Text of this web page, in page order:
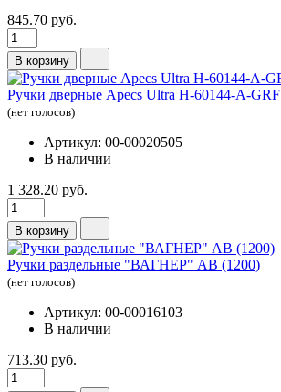
845.70 руб.
В корзину
Ручки дверные Apecs Ultra H-60144-A-GRF
(нет голосов)
Артикул: 00-00020505
В наличии
1 328.20 руб.
В корзину
Ручки раздельные "ВАГНЕР" AB (1200)
(нет голосов)
Артикул: 00-00016103
В наличии
713.30 руб.